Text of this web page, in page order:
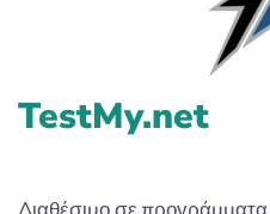
TestMy.net